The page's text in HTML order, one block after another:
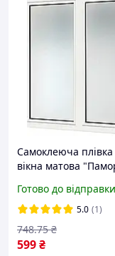
Самоклеюча плівка
вікна матова
декоративна плівка
скло вікна
Готово до відправки
5.0 (1)
599₴
748.75 ₴